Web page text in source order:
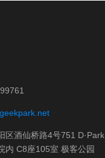
区酒仙桥路4号751 D·Park
座105室 极客公园